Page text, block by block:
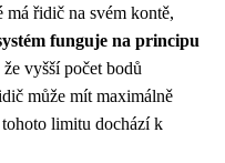
má řidič na svém kontě,
funguje na principu
že vyšší počet bodů
může mít maximálně
limitu dochází k